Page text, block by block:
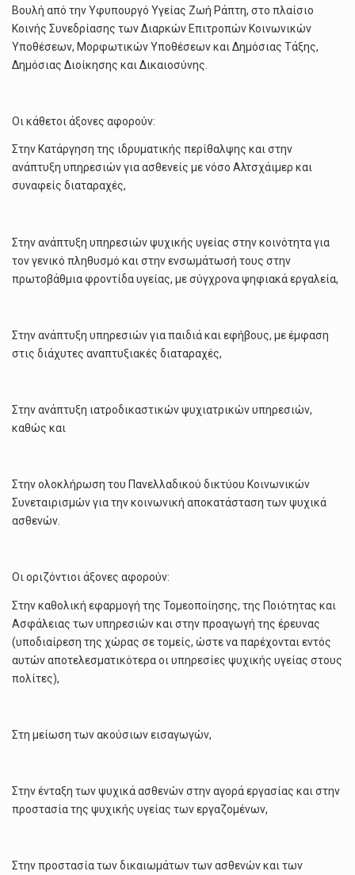
Βουλή από την Υφυπουργό Υγείας Ζωή Ράπτη, στο πλαίσιο
Κοινής Συνεδρίασης των Διαρκών Επιτροπών Κοινωνικών
Υποθέσεων, Μορφωτικών Υποθέσεων και Δημόσιας Τάξης,
Δημόσιας Διοίκησης και Δικαιοσύνης.
Οι κάθετοι άξονες αφορούν:
Στην Κατάργηση της ιδρυματικής περίθαλψης και στην
ανάπτυξη υπηρεσιών για ασθενείς με νόσο Αλτσχάιμερ και
συναφείς διαταραχές,
Στην ανάπτυξη υπηρεσιών ψυχικής υγείας στην κοινότητα για
τον γενικό πληθυσμό και στην ενσωμάτωσή τους στην
πρωτοβάθμια φροντίδα υγείας, με σύγχρονα ψηφιακά εργαλεία,
Στην ανάπτυξη υπηρεσιών για παιδιά και εφήβους, με έμφαση
στις διάχυτες αναπτυξιακές διαταραχές,
Στην ανάπτυξη ιατροδικαστικών ψυχιατρικών υπηρεσιών,
καθώς και
Στην ολοκλήρωση του Πανελλαδικού δικτύου Κοινωνικών
Συνεταιρισμών για την κοινωνική αποκατάσταση των ψυχικά
ασθενών.
Οι οριζόντιοι άξονες αφορούν:
Στην καθολική εφαρμογή της Τομεοποίησης, της Ποιότητας και
Ασφάλειας των υπηρεσιών και στην προαγωγή της έρευνας
(υποδιαίρεση της χώρας σε τομείς, ώστε να παρέχονται εντός
αυτών αποτελεσματικότερα οι υπηρεσίες ψυχικής υγείας στους
πολίτες),
Στη μείωση των ακούσιων εισαγωγών,
Στην ένταξη των ψυχικά ασθενών στην αγορά εργασίας και στην
προστασία της ψυχικής υγείας των εργαζομένων,
Στην προστασία των δικαιωμάτων των ασθενών και των